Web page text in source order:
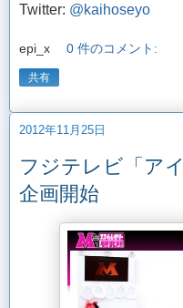
Twitter: @kaihoseyo
epi_x 0 件のコメント:
共有
2012年11月25日
フジテレビ「ア
企画開始